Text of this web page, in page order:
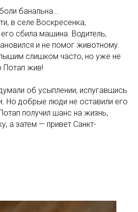
банальна…
в селе Воскресенка,
сбила машина. Водитель,
и не помог животному.
слишком часто, но уже не
Потап жив!
об усыплении, испугавшись
Но добрые люди не оставили его
получил шанс на жизнь,
а затем — привет Санкт-